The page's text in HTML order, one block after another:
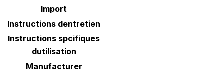
Import
Instructions dentretien
Instructions spcifiques
dutilisation
Manufacturer